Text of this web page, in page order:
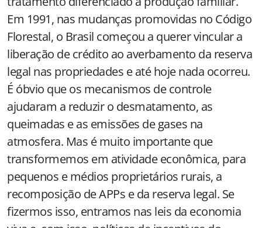
Em 1991, nas mudanças promovidas no Código
Florestal, o Brasil começou a querer vincular a
liberação de crédito ao averbamento da reserva
legal nas propriedades e até hoje nada ocorreu.
É óbvio que os mecanismos de controle
ajudaram a reduzir o desmatamento, as
queimadas e as emissões de gases na
atmosfera. Mas é muito importante que
transformemos em atividade econômica, para
pequenos e médios proprietários rurais, a
recomposição de APPs e da reserva legal. Se
fizermos isso, entramos nas leis da economia